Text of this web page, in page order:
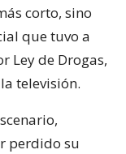
corto, sino
que tuvo a
Ley de Drogas,
televisión.
perdido su